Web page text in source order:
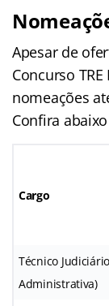
Apesar de
Concurso
nomeações
Confira
Cargo
Técnico
Administrativa)